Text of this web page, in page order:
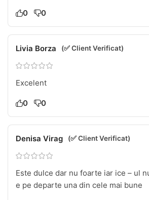
0 0
Livia Borza (✅ Client Verificat)
Excelent
0 0
Denisa Virag (✅ Client Verificat)
Este dulce dar nu foarte iar ice – ul
e pe departe una din cele mai bune